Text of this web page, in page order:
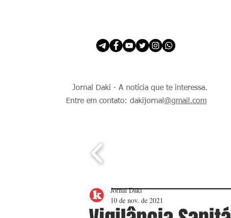
Jornal Daki - A notícia que te interessa.
Entre em contato: dakijornal @gmail.com
Jornal Daki
10 de nov. de 2021